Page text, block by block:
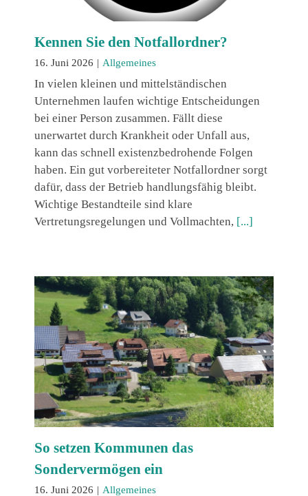
Kennen Sie den Notfallordner?
16. Juni 2026 | Allgemeines
In vielen kleinen und mittelständischen
Unternehmen laufen wichtige Entscheidungen
bei einer Person zusammen. Fällt diese
unerwartet durch Krankheit oder Unfall aus,
kann das schnell existenzbedrohende Folgen
haben. Ein gut vorbereiteter Notfallordner sorgt
dafür, dass der Betrieb handlungsfähig bleibt.
Wichtige Bestandteile sind klare
Vertretungsregelungen und Vollmachten, [...]
So setzen Kommunen das
Sondervermögen ein
16. Juni 2026 | Allgemeines